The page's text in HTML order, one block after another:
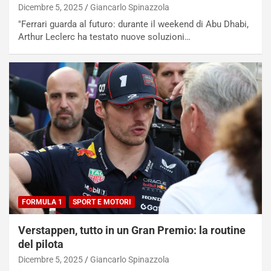
Dicembre 5, 2025 Giancarlo Spinazzola
"Ferrari guarda al futuro: durante il weekend di Abu Dhabi,
Arthur Leclerc ha testato nuove soluzioni…
FORMULA 1 SPORT E MOTORI
Verstappen, tutto in un Gran Premio: la routine
del pilota
Dicembre 5, 2025 Giancarlo Spinazzola
NOTIZIE
N
s
s
a
n
Q